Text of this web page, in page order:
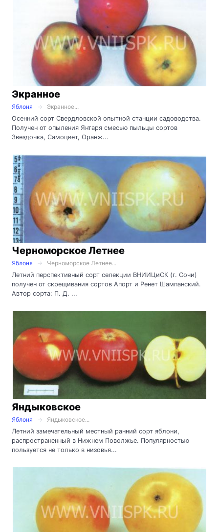
Экранное
Яблоня
Экранное...
Осенний сорт Свердловской опытной станции садоводства.
Получен от опыления Янтаря смесью пыльцы сортов
Звездочка, Самоцвет, Оранж...
Черноморское Летнее
Яблоня
Черноморское Летнее...
Летний перспективный сорт селекции ВНИИЦиСК (г. Сочи)
получен от скрещивания сортов Апорт и Ренет Шампанский.
Автор сорта: П. Д. ...
Яндыковское
Яблоня
Яндыковское...
Летний замечательный местный ранний сорт яблони,
распространенный в Нижнем Поволжье. Популярностью
пользуется не только в низовья...